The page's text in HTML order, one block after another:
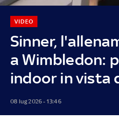
Sinner,
a Wimbledon:
indoor in vista
VIDEO
08 lug 2026 - 13:46